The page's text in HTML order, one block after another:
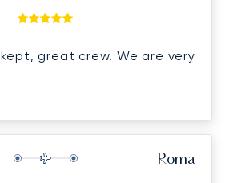
great crew. We are very
Roma